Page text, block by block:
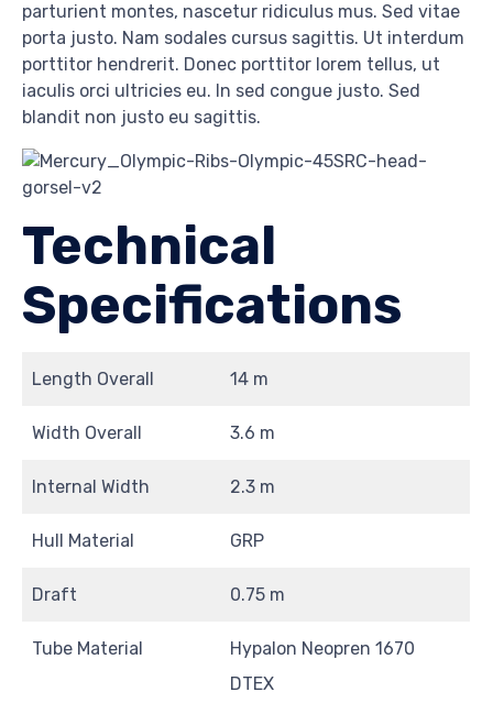
parturient montes, nascetur ridiculus mus. Sed vitae
porta justo. Nam sodales cursus sagittis. Ut interdum
porttitor hendrerit. Donec porttitor lorem tellus, ut
iaculis orci ultricies eu. In sed congue justo. Sed
blandit non justo eu sagittis.
Technical
Specifications
Length Overall 14 m
Width Overall 3.6 m
Internal Width 2.3 m
Hull Material GRP
Draft 0.75 m
Tube Material
Hypalon Neopren 1670
DTEX